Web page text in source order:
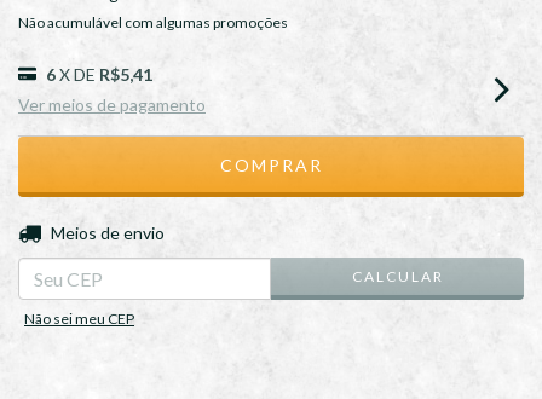
Não acumulável com algumas promoções
6X DE R$5,41
Ver meios de pagamento
Entregas para o CEP: ALTERAR CEP
Meios de envio
CALCULAR
Não sei meu CEP